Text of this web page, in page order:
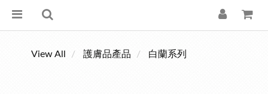
View All 護膚品產品 白蘭系列